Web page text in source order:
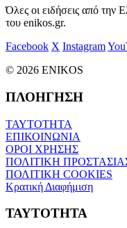
Όλες οι ειδήσεις από την
του enikos.gr.
Facebook X Instagram
© 2026 ENIKOS
ΠΛΟΗΓΗΣΗ
ΤΑΥΤΟΤΗΤΑ
ΕΠΙΚΟΙΝΩΝΙΑ
ΟΡΟΙ ΧΡΗΣΗΣ
ΠΟΛΙΤΙΚΗ
ΠΟΛΙΤΙΚΗ COOKIES
Κρατική Διαφήμιση
ΤΑΥΤΟΤΗΤΑ